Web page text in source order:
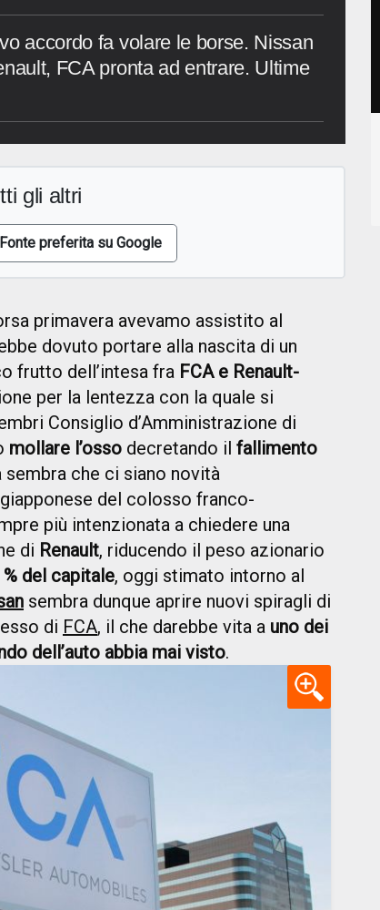
accordo fa volare le borse. Nissan
FCA pronta ad entrare. Ultime
gli altri
Fonte preferita su Google
primavera avevamo assistito al
dovuto portare alla nascita di un
frutto dell’intesa fra FCA e Renault-
per la lentezza con la quale si
Consiglio d’Amministrazione di
mollare l’osso decretando il fallimento
sembra che ci siano novità
del colosso franco-
più intenzionata a chiedere una
di Renault, riducendo il peso azionario
del capitale, oggi stimato intorno al
sembra dunque aprire nuovi spiragli di
di FCA, il che darebbe vita a uno dei
dell’auto abbia mai visto.